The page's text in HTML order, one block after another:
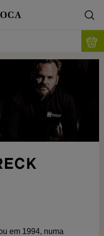
em 1994, numa